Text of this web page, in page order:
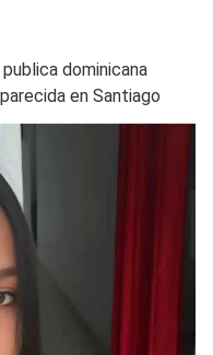
dominicana
en Santiago